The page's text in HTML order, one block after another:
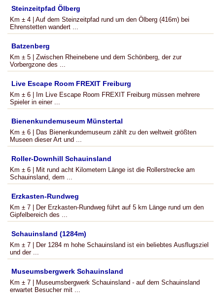
Steinzeitpfad Ölberg
Km ± 4 | Auf dem Steinzeitpfad rund um den Ölberg (416m) bei
Ehrenstetten wandert ...
Batzenberg
Km ± 5 | Zwischen Rheinebene und dem Schönberg, der zur
Vorbergzone des ...
Live Escape Room FREXIT Freiburg
Km ± 6 | Im Live Escape Room FREXIT Freiburg müssen mehrere
Spieler in einer ...
Bienenkundemuseum Münstertal
Km ± 6 | Das Bienenkundemuseum zählt zu den weltweit größten
Museen dieser Art und ...
Roller-Downhill Schauinsland
Km ± 6 | Mit rund acht Kilometern Länge ist die Rollerstrecke am
Schauinsland, dem ...
Erzkasten-Rundweg
Km ± 7 | Der Erzkasten-Rundweg führt auf 5 km Länge rund um den
Gipfelbereich des ...
Schauinsland (1284m)
Km ± 7 | Der 1284 m hohe Schauinsland ist ein beliebtes Ausflugsziel
und der ...
Museumsbergwerk Schauinsland
Km ± 7 | Museumsbergwerk Schauinsland - auf dem Schauinsland
erwartet Besucher mit ...